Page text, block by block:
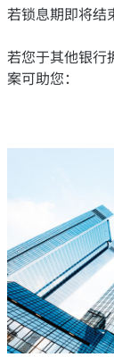
若锁息期即将结
若您于其他银行
案可助您：